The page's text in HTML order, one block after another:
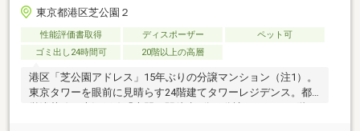
東京都港区芝公園２
性能評価書取得 ディスポーザー
ペット可
ゴミ出し24時間可
20階以上の高層
港区「芝公園アドレス」15年ぶりの分譲マンション（注1）。
東京タワーを眼前に見晴らす24階建てタワーレジデンス。都